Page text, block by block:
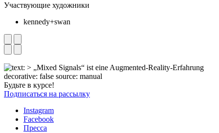
Участвующие художники
kennedy+swan
Будьте в курсе!
Подписаться на рассылку
Instagram
Facebook
Пресса